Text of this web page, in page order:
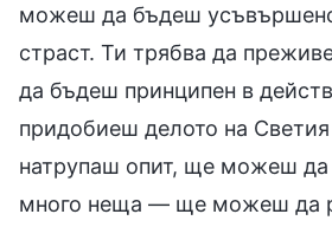
можеш да бъдеш
страст. Ти трябва да
да бъдеш принципен в
придобиеш делото на Светия
натрупаш опит, ще можеш да
много неща — ще можеш да